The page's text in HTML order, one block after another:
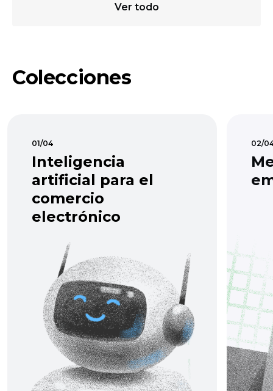
Ver todo
Colecciones
01/04
Inteligencia
artificial para el
comercio
electrónico
02/